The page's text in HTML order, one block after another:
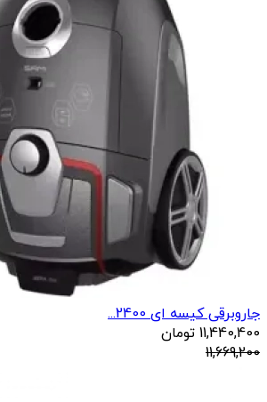
جاروبرقی کیسه ای 2400...
11,440,400 تومان
11,669,200